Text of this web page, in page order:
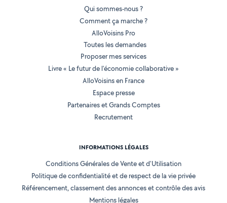
Qui sommes-nous ?
Comment ça marche ?
AlloVoisins Pro
Toutes les demandes
Proposer mes services
Livre « Le futur de l'économie collaborative »
AlloVoisins en France
Espace presse
Partenaires et Grands Comptes
Recrutement
INFORMATIONS LÉGALES
Conditions Générales de Vente et d'Utilisation
Politique de confidentialité et de respect de la vie privée
Référencement, classement des annonces et contrôle des avis
Mentions légales